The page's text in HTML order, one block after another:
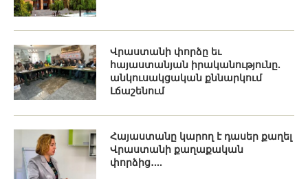
Վրաստանի փորձը եւ
հայաստանյան իրականությունը.
անկուսակցական քննարկում
Լճաշենում
Հայաստանը կարող է դասեր քաղել
Վրաստանի քաղաքական
փորձից․...